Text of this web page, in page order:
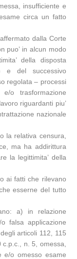
insufficiente e
circa un fatto
dalla Corte
puo’ in alcun modo
della disposta
e del successivo
regolata – processi
o trasformazione
riguardanti piu’
nazionale
la relativa censura,
ma ha addirittura
la legittimita’ della
ai fatti che rilevano
esserne del tutto
a) in relazione
falsa applicazione
articoli 112, 115
n. 5, omessa,
e/o omesso esame